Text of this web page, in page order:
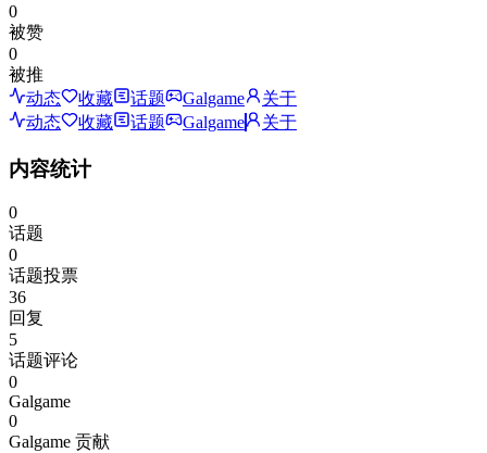
0
被赞
0
被推
动态
收藏 话题 Galgame
关于
动态
收藏 话题 Galgame 关于
内容统计
0
话题
0
话题投票
36
回复
5
话题评论
0
Galgame
0
Galgame 贡献